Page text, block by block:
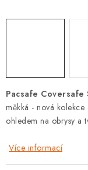
O nás
Blog
Pacsafe Coversafe
měkká - nová
ohledem na obrysy a
Více informací